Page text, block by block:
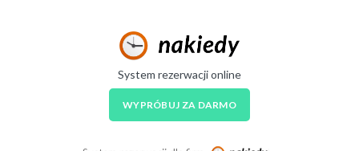
System rezerwacji online
WYPRÓBUJ ZA DARMO